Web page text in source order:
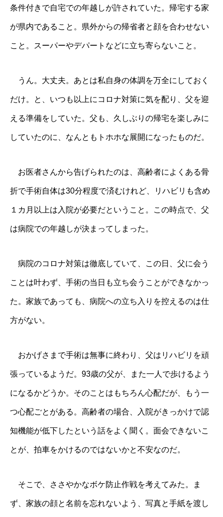
条件付きで自宅での年越しが許されていた。帰宅する家
が県内であること。県外からの帰省者と顔を合わせない
こと。スーパーやデパートなどに立ち寄らないこと。
うん。大丈夫。あとは私自身の体調を万全にしておく
だけ。と、いつも以上にコロナ対策に気を配り、父を迎
える準備をしていた。父も、久しぶりの帰宅を楽しみに
していたのに、なんともトホホな展開になったものだ。
お医者さんから告げられたのは、高齢者によくある骨
折で手術自体は30分程度で済むけれど、リハビリも含め
１カ月以上は入院が必要だということ。この時点で、父
は病院での年越しが決まってしまった。
病院のコロナ対策は徹底していて、この日、父に会う
ことは叶わず、手術の当日も立ち会うことができなかっ
た。家族であっても、病院への立ち入りを控えるのは仕
方がない。
おかげさまで手術は無事に終わり、父はリハビリを頑
張っているようだ。93歳の父が、また一人で歩けるよう
になるかどうか。そのことはもちろん心配だが、もう一
つ心配ごとがある。高齢者の場合、入院がきっかけで認
知機能が低下したという話をよく聞く。面会できないこ
とが、拍車をかけるのではないかと不安なのだ。
そこで、ささやかなボケ防止作戦を考えてみた。ま
ず、家族の顔と名前を忘れないよう、写真と手紙を渡し